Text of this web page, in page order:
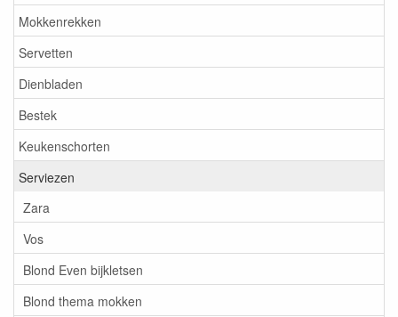
Mokkenrekken
Servetten
Dienbladen
Bestek
Keukenschorten
Serviezen
Zara
Vos
Blond Even bijkletsen
Blond thema mokken